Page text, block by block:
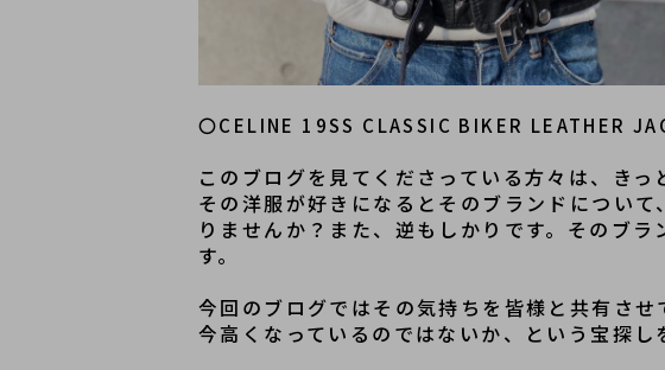
〇CELINE 19SS CLASSIC BIKER LEATHER
このブログを見てくださっている方々は、き
その洋服が好きになるとそのブランドについ
りませんか？また、逆もしかりです。そのブ
す。
今回のブログではその気持ちを皆様と共有さ
今高くなっているのではないか、という宝探し